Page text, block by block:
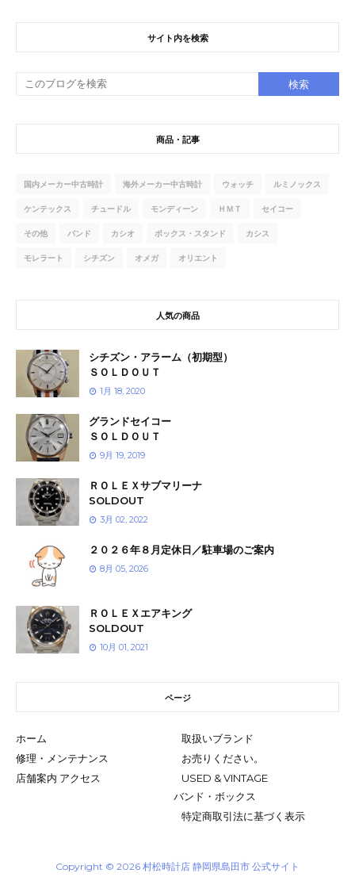
サイト内を検索
商品・記事
国内メーカー中古時計 海外メーカー中古時計 ウォッチ ルミノックス
ケンテックス チュードル モンディーン ＨＭＴ セイコー
その他 バンド カシオ ボックス・スタンド カシス
モレラート シチズン オメガ オリエント
人気の商品
シチズン・アラーム（初期型）
ＳＯＬＤＯＵＴ
1月 18, 2020
グランドセイコー
ＳＯＬＤＯＵＴ
9月 19, 2019
ＲＯＬＥＸサブマリーナ
SOLDOUT
3月 02, 2022
２０２６年８月定休日／駐車場のご案内
8月 05, 2026
ＲＯＬＥＸエアキング
SOLDOUT
10月 01, 2021
ページ
ホーム
取扱いブランド
修理・メンテナンス
お売りください。
店舗案内 アクセス
USED & VINTAGE
バンド・ボックス
特定商取引法に基づく表示
Copyright © 2026 村松時計店 静岡県島田市 公式サイト